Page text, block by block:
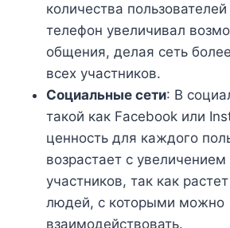
количества
телефон увеличивал
общения, делая сеть
всех участников.
Социальные сети: В
такой как Facebook или
ценность для каждого
возрастает с увеличением
участников, так как
людей, с которыми можно
взаимодействовать.